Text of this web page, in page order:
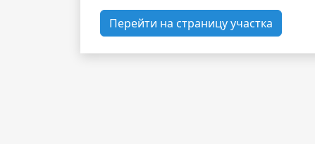
Перейти на страницу участка